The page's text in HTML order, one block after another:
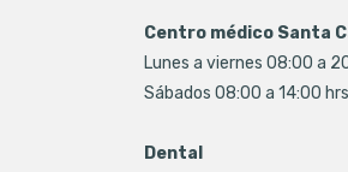
Centro médico Santa
Lunes a viernes 08:00 a
Sábados 08:00 a 14:00
Dental